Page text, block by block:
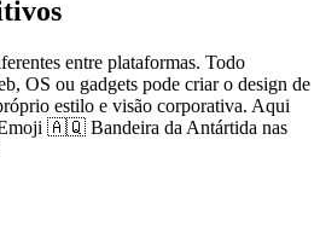
entre plataformas. Todo
OS ou gadgets pode criar o design de
estilo e visão corporativa. Aqui
🇦🇶 Bandeira da Antártida nas